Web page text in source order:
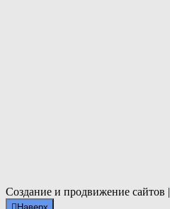
Создание и продвижение сайтов |